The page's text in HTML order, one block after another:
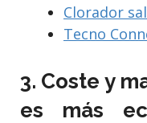
Clorador
Tecno
3. Coste y
es más